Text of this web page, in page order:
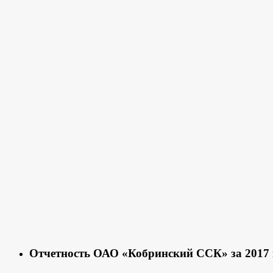
Отчетность ОАО «Кобринский ССК» за 2017